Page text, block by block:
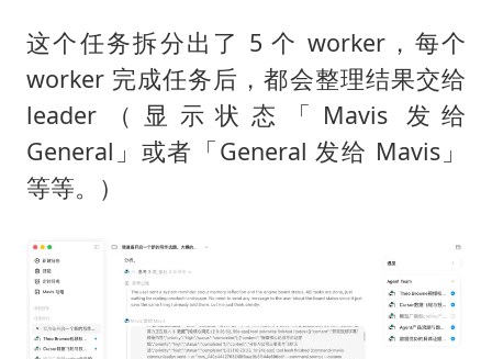
这个任务拆分出了 5 个 worker，每个
worker 完成任务后，都会整理结果交给
leader（显示状态「Mavis 发给
General」或者「General 发给 Mavis」
等等。）